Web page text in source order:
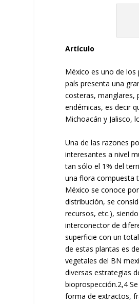
Artículo
México es uno de los
país presenta una
costeras, manglares,
endémicas, es decir
Michoacán y Jalisco,
Una de las razones
interesantes a nivel
tan sólo el 1% del
una flora compuesta
México se conoce
distribución, se
recursos, etc.),
interconector de
superficie con un
de estas plantas es
vegetales del BN
diversas estrategias
bioprospección.2,4
forma de extractos,